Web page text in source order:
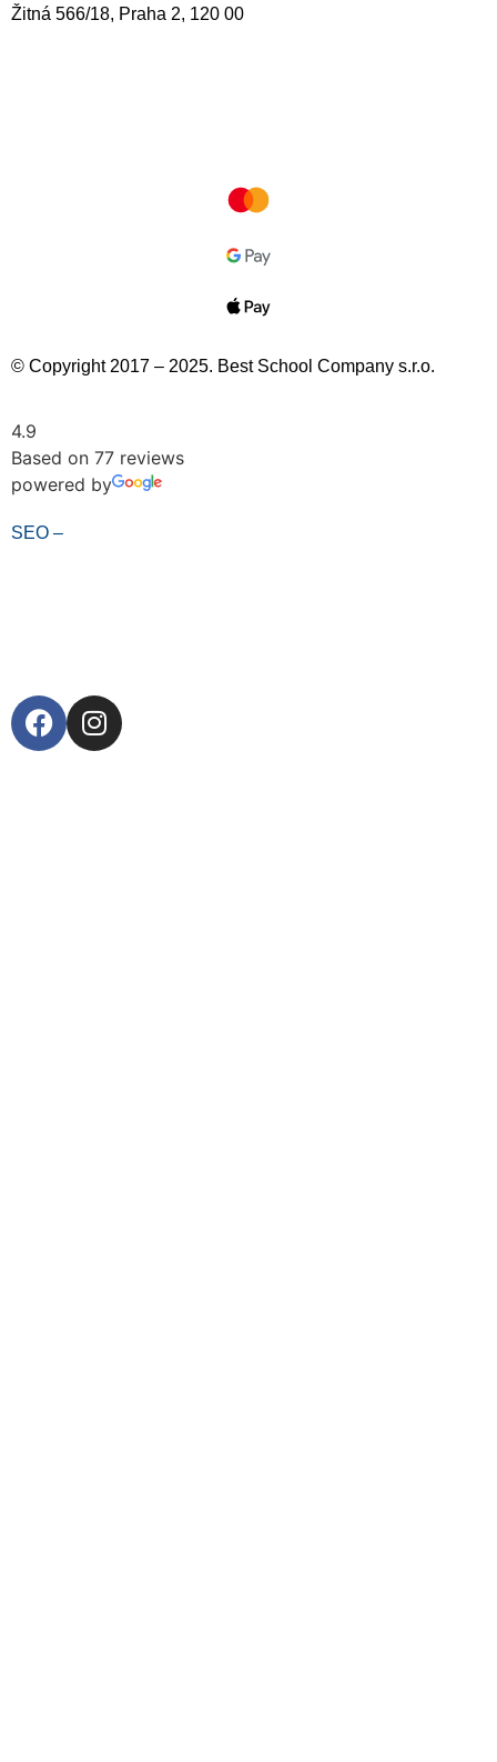
Žitná 566/18, Praha 2, 120 00
© Copyright 2017 – 2025. Best School Company s.r.o.
4.9
Based on 77 reviews
powered by
SEO –